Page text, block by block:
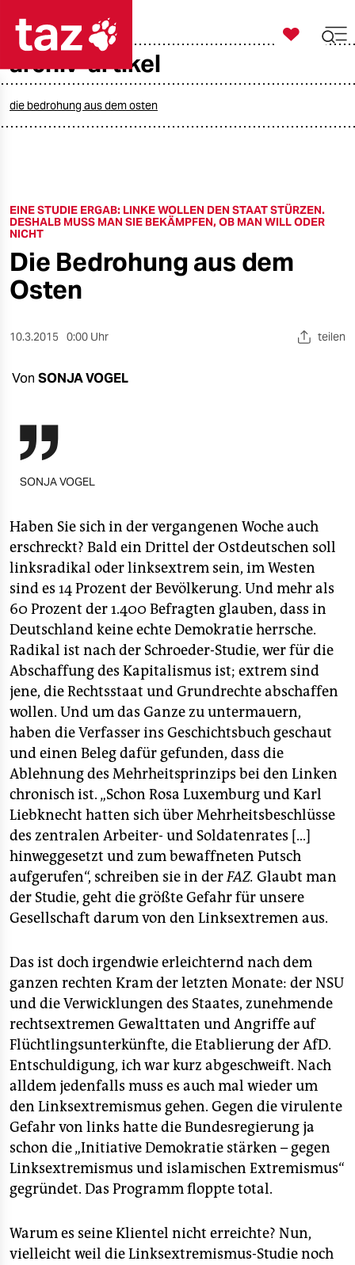
taz zahl ich
öko
gesellschaft
kultur
wahrheit
verlag
veranstaltungen
shop
fragen & hilfe
unterstützen
abo
genossenschaft
epaper login

taz zahl ich
archiv-artikel
die bedrohung aus dem osten
EINE STUDIE ERGAB: LINKE WOLLEN DEN STAAT STÜRZEN.
DESHALB MUSS MAN SIE BEKÄMPFEN, OB MAN WILL ODER
NICHT
Die Bedrohung aus dem
Osten
10.3.2015 0:00 Uhr teilen
Von SONJA VOGEL

SONJA VOGEL
Haben Sie sich in der vergangenen Woche auch
erschreckt? Bald ein Drittel der Ostdeutschen soll
linksradikal oder linksextrem sein, im Westen
sind es 14 Prozent der Bevölkerung. Und mehr als
60 Prozent der 1.400 Befragten glauben, dass in
Deutschland keine echte Demokratie herrsche.
Radikal ist nach der Schroeder-Studie, wer für die
Abschaffung des Kapitalismus ist; extrem sind
jene, die Rechtsstaat und Grundrechte abschaffen
wollen. Und um das Ganze zu untermauern,
haben die Verfasser ins Geschichtsbuch geschaut
und einen Beleg dafür gefunden, dass die
Ablehnung des Mehrheitsprinzips bei den Linken
chronisch ist. „Schon Rosa Luxemburg und Karl
Liebknecht hatten sich über Mehrheitsbeschlüsse
des zentralen Arbeiter- und Soldatenrates […]
hinweggesetzt und zum bewaffneten Putsch
aufgerufen“, schreiben sie in derFAZ. Glaubt man
der Studie, geht die größte Gefahr für unsere
Gesellschaft darum von den Linksextremen aus.
Das ist doch irgendwie erleichternd nach dem
ganzen rechten Kram der letzten Monate: der NSU
und die Verwicklungen des Staates, zunehmende
rechtsextremen Gewalttaten und Angriffe auf
Flüchtlingsunterkünfte, die Etablierung der AfD.
Entschuldigung, ich war kurz abgeschweift. Nach
alldem jedenfalls muss es auch mal wieder um
den Linksextremismus gehen. Gegen die virulente
Gefahr von links hatte die Bundesregierung ja
schon die „Initiative Demokratie stärken – gegen
Linksextremismus und islamischen Extremismus“
gegründet. Das Programm floppte total.
Warum es seine Klientel nicht erreichte? Nun,
vielleicht weil die Linksextremismus-Studie noch